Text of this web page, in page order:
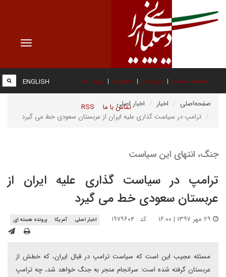
Toggle
صفحه نخست درباره ما عضویت پیوند ها
تماس با ما RSS
ENGLISH
صفحه‌اصلی اخبار
اخبار اصلی
ترامپ در سیاست گذاری علیه ایران از عربستان سعودی خط می گیرد
جنگ، انتهای این سیاست
ترامپ در سیاست گذاری علیه ایران از
عربستان سعودی خط می گیرد
کد : ۱۹۷۹۶۰۴ اخبار اصلی آمریکا پرونده هسته ای
مسئله عجیب این است که سیاست ترامپ در قبال ایران، که خطش از
عربستان گرفته شده است: سرانجام منجر به جنگ خواهد شد، چه ترامپ